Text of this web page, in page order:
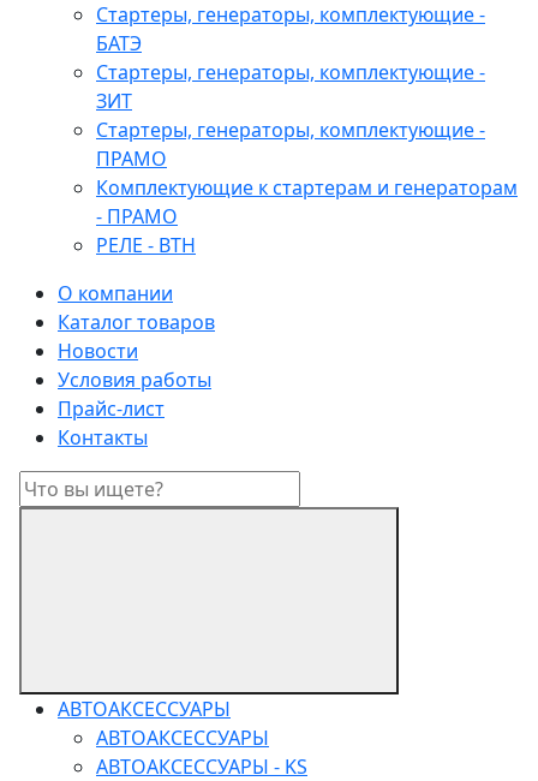
Стартеры, генераторы, комплектующие -
БАТЭ
Стартеры, генераторы, комплектующие -
ЗИТ
Стартеры, генераторы, комплектующие -
ПРАМО
Комплектующие к стартерам и генераторам
- ПРАМО
РЕЛЕ - ВТН
О компании
Каталог товаров
Новости
Условия работы
Прайс-лист
Контакты
АВТОАКСЕССУАРЫ
АВТОАКСЕССУАРЫ
АВТОАКСЕССУАРЫ - KS